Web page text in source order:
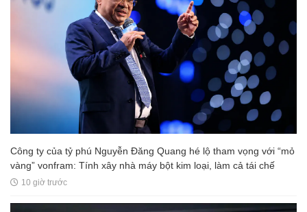
Công ty của tỷ phú Nguyễn Đăng Quang hé lộ tham vọng với “mỏ
vàng” vonfram: Tính xây nhà máy bột kim loại, làm cả tái chế
10 giờ trước